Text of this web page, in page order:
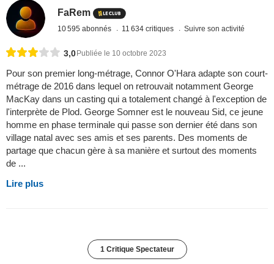
FaRem
10 595 abonnés 11 634 critiques Suivre son activité
3,0 Publiée le 10 octobre 2023
Pour son premier long-métrage, Connor O'Hara adapte son court-
métrage de 2016 dans lequel on retrouvait notamment George
MacKay dans un casting qui a totalement changé à l'exception de
l'interprète de Plod. George Somner est le nouveau Sid, ce jeune
homme en phase terminale qui passe son dernier été dans son
village natal avec ses amis et ses parents. Des moments de
partage que chacun gère à sa manière et surtout des moments
de ...
Lire plus
1 Critique Spectateur